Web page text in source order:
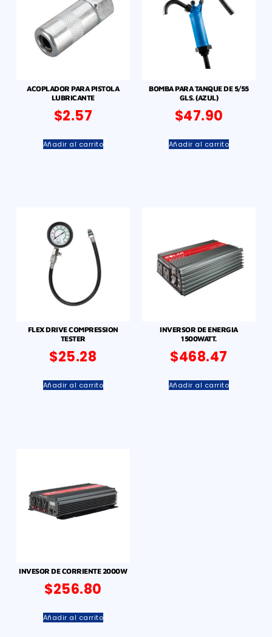
ACOPLADOR PARA PISTOLA
LUBRICANTE
$2.57
Añadir al carrito
BOMBA PARA TANQUE DE 5/55
GLS. (AZUL)
$47.90
Añadir al carrito
FLEX DRIVE COMPRESSION
TESTER
$25.28
Añadir al carrito
INVERSOR DE ENERGIA
1500WATT.
$468.47
Añadir al carrito
INVESOR DE CORRIENTE 2000W
$256.80
Añadir al carrito